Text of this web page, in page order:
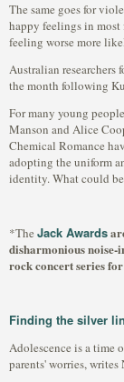
The same goes for
happy feelings in most
feeling worse more
Australian researchers
the month following
For many young
Manson and Alice
Chemical Romance
adopting the uniform
identity. What could
*The Jack Awards
disharmonious
rock concert series
Finding the silver
Adolescence is a time
parents' worries,